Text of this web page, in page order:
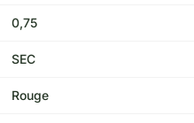
0,75
SEC
Rouge